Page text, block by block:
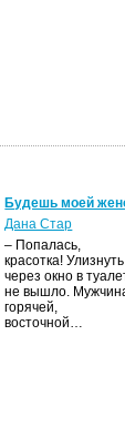
Будешь моей
Дана Стар
– Попалась,
красотка! Улизнуть
через окно в
не вышло.
горячей,
восточной…